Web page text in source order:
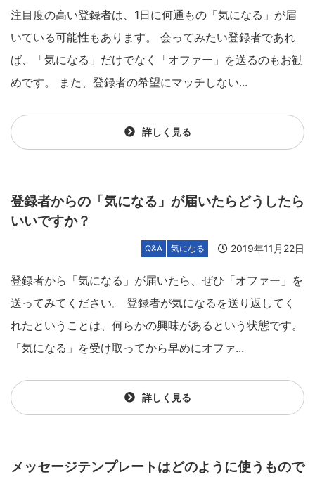
注目度の高い登録者は、1日に何通もの「気になる」が届
いている可能性もあります。 会ってみたい登録者であれ
ば、「気になる」だけでなく「オファー」を送るのもお勧
めです。 また、登録者の希望にマッチしない...
詳しく見る
登録者からの「気になる」が届いたらどうしたら
いいですか？
Q&A 気になる 2019年11月22日
登録者から「気になる」が届いたら、ぜひ「オファー」を
送ってみてください。 登録者が気になるを送り返してく
れたということは、何らかの興味があるという状態です。
「気になる」を受け取ってから早めにオファ...
詳しく見る
メッセージテンプレートはどのように使うもので